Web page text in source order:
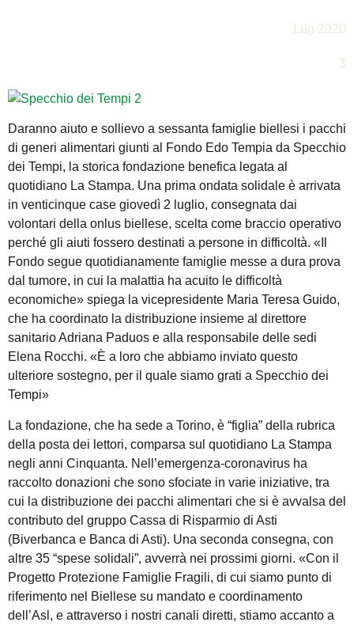
Lug 2020
3
Daranno aiuto e sollievo a sessanta famiglie biellesi i pacchi
di generi alimentari giunti al Fondo Edo Tempia da Specchio
dei Tempi, la storica fondazione benefica legata al
quotidiano La Stampa. Una prima ondata solidale è arrivata
in venticinque case giovedì 2 luglio, consegnata dai
volontari della onlus biellese, scelta come braccio operativo
perché gli aiuti fossero destinati a persone in difficoltà. «Il
Fondo segue quotidianamente famiglie messe a dura prova
dal tumore, in cui la malattia ha acuito le difficoltà
economiche» spiega la vicepresidente Maria Teresa Guido,
che ha coordinato la distribuzione insieme al direttore
sanitario Adriana Paduos e alla responsabile delle sedi
Elena Rocchi. «È a loro che abbiamo inviato questo
ulteriore sostegno, per il quale siamo grati a Specchio dei
Tempi»
La fondazione, che ha sede a Torino, è “figlia” della rubrica
della posta dei lettori, comparsa sul quotidiano La Stampa
negli anni Cinquanta. Nell’emergenza-coronavirus ha
raccolto donazioni che sono sfociate in varie iniziative, tra
cui la distribuzione dei pacchi alimentari che si è avvalsa del
contributo del gruppo Cassa di Risparmio di Asti
(Biverbanca e Banca di Asti). Una seconda consegna, con
altre 35 “spese solidali”, avverrà nei prossimi giorni. «Con il
Progetto Protezione Famiglie Fragili, di cui siamo punto di
riferimento nel Biellese su mandato e coordinamento
dell’Asl, e attraverso i nostri canali diretti, stiamo accanto a